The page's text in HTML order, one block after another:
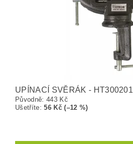
UPÍNACÍ SVĚRÁK - HT300201
Původně: 443 Kč
Ušetříte:56 Kč (–12 %)